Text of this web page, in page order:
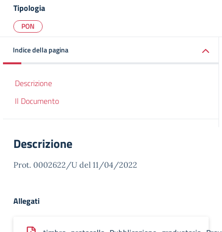
Tipologia
PON
Indice della pagina
Descrizione
Il Documento
Descrizione
Prot. 0002622/U del 11/04/2022
Allegati